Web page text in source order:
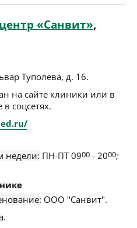
«Санвит»,
Туполева, д. 16.
на сайте клиники или в
соцсетях.
недели: ПН-ПТ 0900 - 2000;
ООО "Санвит".